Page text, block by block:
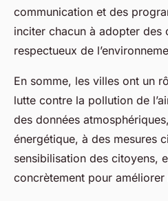
communication et des
inciter chacun à adopter des
respectueux de
En somme, les villes ont un
lutte contre la pollution de
des données
énergétique, à des mesures
sensibilisation des citoyens,
concrètement pour